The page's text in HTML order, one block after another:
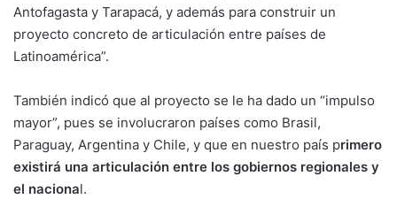
Antofagasta y Tarapacá, y además para construir un
proyecto concreto de articulación entre países de
Latinoamérica”.
También indicó que al proyecto se le ha dado un “impulso
mayor”, pues se involucraron países como Brasil,
Paraguay, Argentina y Chile, y que en nuestro país primero
existirá una articulación entre los gobiernos regionales y
el nacional.